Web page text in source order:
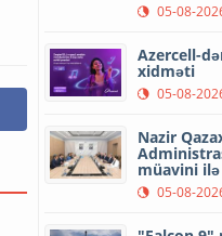
05-08-
Azercell-
xidməti
05-08-
Nazir
müavini
05-08-